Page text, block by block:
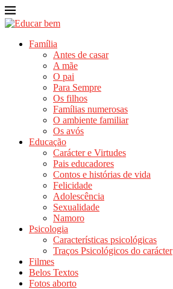
Família
Antes de casar
A mãe
O pai
Para Sempre
Os filhos
Famílias numerosas
O ambiente familiar
Os avós
Educação
Carácter e Virtudes
Pais educadores
Contos e histórias de vida
Felicidade
Adolescência
Sexualidade
Namoro
Psicologia
Características psicológicas
Traços Psicológicos do carácter
Filmes
Belos Textos
Fotos aborto